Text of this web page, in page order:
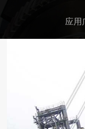
应用